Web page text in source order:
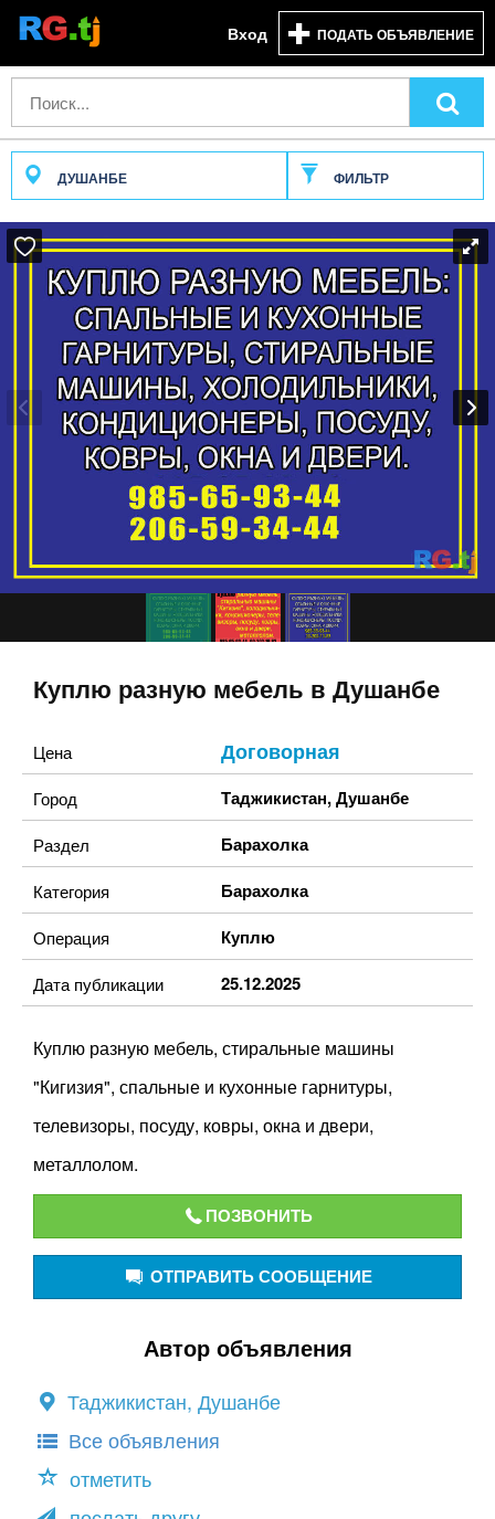
Вход ПОДАТЬ ОБЪЯВЛЕНИЕ
ДУШАНБЕ ФИЛЬТР
Куплю разную мебель в Душанбе
Цена Договорная
Город Таджикистан,Душанбе
Раздел Барахолка
Категория Барахолка
Операция Куплю
Дата публикации 25.12.2025
Куплю разную мебель, стиральные машины
"Кигизия", спальные и кухонные гарнитуры,
телевизоры, посуду, ковры, окна и двери,
металлолом.
ПОЗВОНИТЬ
ОТПРАВИТЬ СООБЩЕНИЕ
Автор объявления
Таджикистан, Душанбе
Все объявления
отметить